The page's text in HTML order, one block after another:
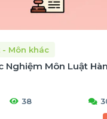
- Môn khác
Nghiệm Môn Luật
38